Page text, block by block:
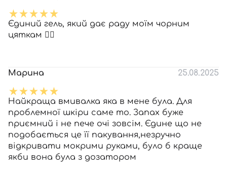
Єдиний гель, який дає раду моїм чорним
цяткам ❤️‍🔥
Марина 25.08.2025
Найкраща вмивалка яка в мене була. Для
проблемної шкіри саме то. Запах буже
приємний і не пече очі зовсім. Єдине що не
подобається це її пакування,незручно
відкривати мокрими руками, було б краще
якби вона була з дозатором